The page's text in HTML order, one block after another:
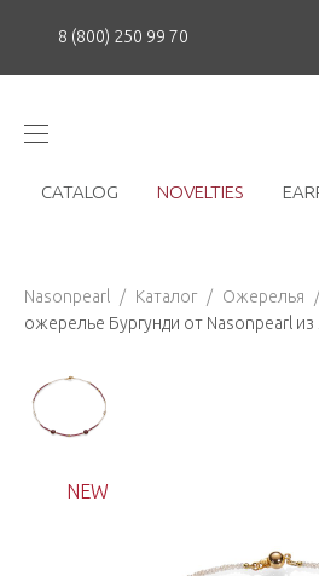
8 (800) 250 99 70
CATALOG NOVELTIES
Nasonpearl / Каталог / Ожерелья /
ожерелье Бургунди от Nasonpearl из
NEW